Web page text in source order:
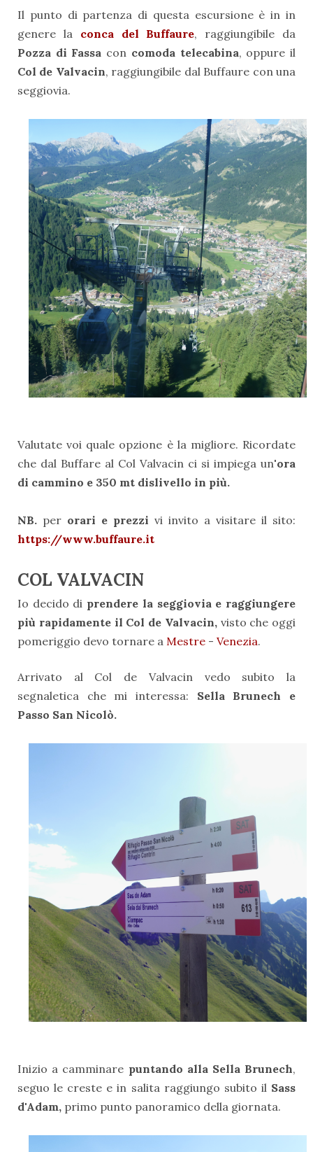
Il punto di partenza di questa escursione è in in
genere la conca del Buffaure, raggiungibile da
Pozza di Fassa con comoda telecabina, oppure il
Col de Valvacin, raggiungibile dal Buffaure con una
seggiovia.
Valutate voi quale opzione è la migliore. Ricordate
che dal Buffare al Col Valvacin ci si impiega un'ora
di cammino e 350 mt dislivello in più.
NB. per orari e prezzi vi invito a visitare il sito:
https://www.buffaure.it
COL VALVACIN
Io decido di prendere la seggiovia e raggiungere
più rapidamente il Col de Valvacin, visto che oggi
pomeriggio devo tornare a Mestre - Venezia.
Arrivato al Col de Valvacin vedo subito la
segnaletica che mi interessa: Sella Brunech e
Passo San Nicolò.
Inizio a camminare puntando alla Sella Brunech,
seguo le creste e in salita raggiungo subito il Sass
d'Adam, primo punto panoramico della giornata.